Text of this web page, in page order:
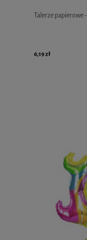
Talerze papierowe
6,19 zł